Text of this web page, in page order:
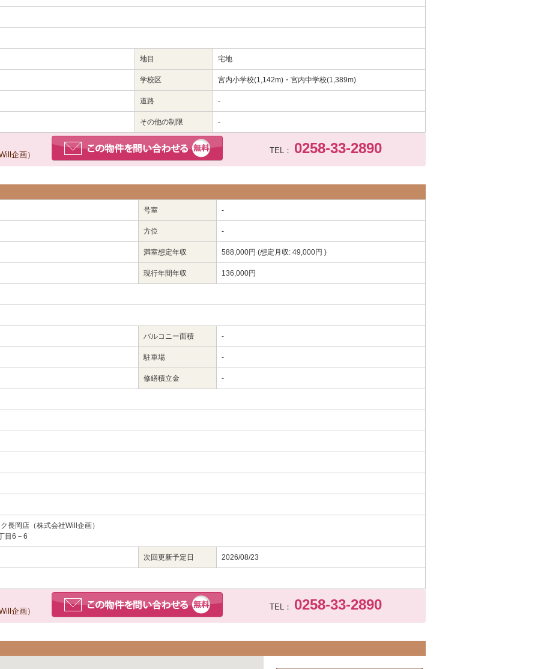
地目 宅地
学校区 宮内小学校(1,142m)・宮内中学校(1,389m)
道路 -
その他の制限 -
企画） TEL： 0258-33-2890
号室 -
方位 -
満室想定年収 588,000円 (想定月収: 49,000円 )
現行年間年収 136,000円
バルコニー面積 -
駐車場 -
修繕積立金 -
長岡店（株式会社Will企画）
目6－6
次回更新予定日 2026/08/23
企画） TEL： 0258-33-2890